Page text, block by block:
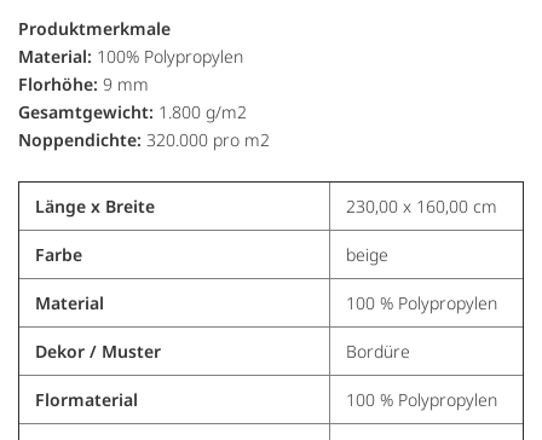
Produktmerkmale
Material: 100% Polypropylen
Florhöhe: 9 mm
Gesamtgewicht: 1.800 g/m2
Noppendichte: 320.000 pro m2
Länge x Breite 230,00 x 160,00 cm
Farbe beige
Material 100 % Polypropylen
Dekor / Muster Bordüre
Flormaterial 100 % Polypropylen